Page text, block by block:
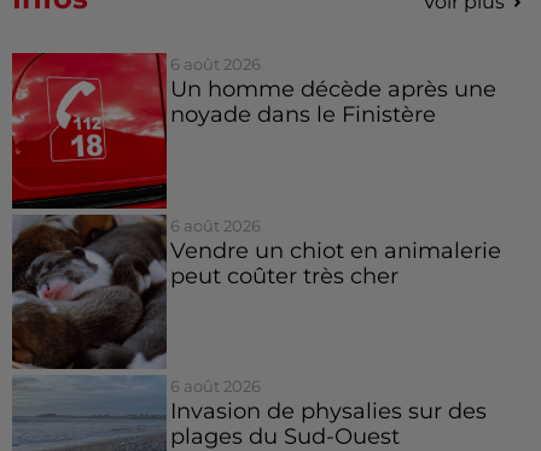
6 août 2026
Un homme décède après une
noyade dans le Finistère
6 août 2026
Vendre un chiot en animalerie
peut coûter très cher
6 août 2026
Invasion de physalies sur des
plages du Sud-Ouest